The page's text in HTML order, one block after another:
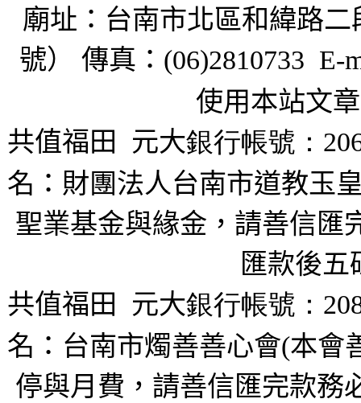
廟址：台南市北區和緯路二
號） 傳真： (06)2810733 E-
使用本站文
共值福田
元大銀行帳號：
名：財團法人台南市道教玉
聖業基金與緣金，請善信匯
匯款後五
共值福田
元大銀行帳號：
名：台南市燭善善心會(本會
停與月費，請善信匯完款務